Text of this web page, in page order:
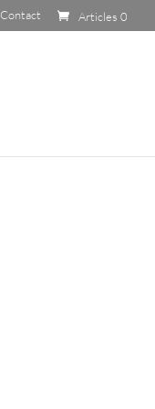
Contact Articles 0